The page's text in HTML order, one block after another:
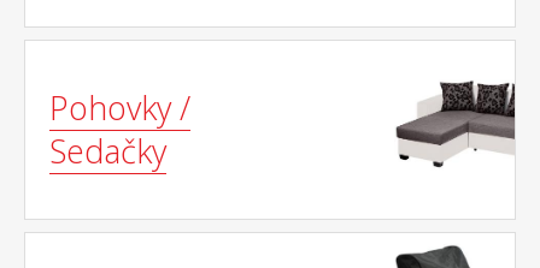
Pohovky /
Sedačky